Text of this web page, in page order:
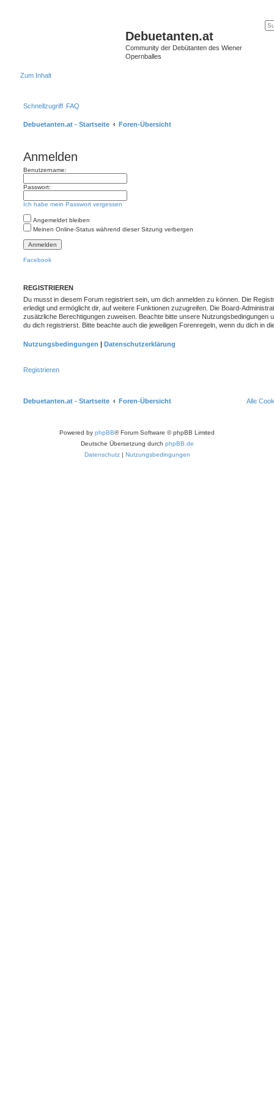
Debuetanten.at
Community der Debütanten des Wiener
Opernballes
Zum Inhalt
Schnellzugriff FAQ
Debuetanten.at - Startseite Foren-Übersicht
Anmelden
Benutzername:
Passwort:
Ich habe mein Passwort vergessen
Angemeldet bleiben
Meinen Online-Status während dieser Sitzung verbergen
Facebook
REGISTRIEREN
Du musst in diesem Forum registriert sein, um dich anmelden zu können. Die
erledigt und ermöglicht dir, auf weitere Funktionen zuzugreifen. Die Board-
zusätzliche Berechtigungen zuweisen. Beachte bitte unsere Nutzungsbedingungen
du dich registrierst. Bitte beachte auch die jeweiligen Forenregeln, wenn du dich in
Nutzungsbedingungen | Datenschutzerklärung
Registrieren
Debuetanten.at - Startseite Foren-Übersicht Alle
Powered by phpBB® Forum Software © phpBB Limited
Deutsche Übersetzung durch phpBB.de
Datenschutz | Nutzungsbedingungen